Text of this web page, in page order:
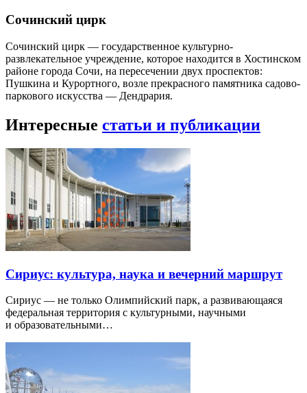
Сочинский цирк
Сочинский цирк — государственное культурно-
развлекательное учреждение, которое находится в Хостинском
районе города Сочи, на пересечении двух проспектов:
Пушкина и Курортного, возле прекрасного памятника садово-
паркового искусства — Дендрария.
Интересные статьи и публикации
Сириус: культура, наука и вечерний маршрут
Сириус — не только Олимпийский парк, а развивающаяся
федеральная территория с культурными, научными
и образовательными…